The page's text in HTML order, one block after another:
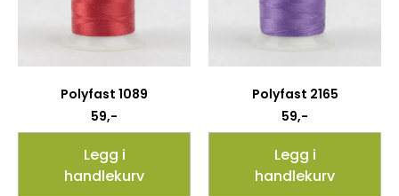
Polyfast 1089
59,-
Legg i
handlekurv
Polyfast 2165
59,-
Legg i
handlekurv